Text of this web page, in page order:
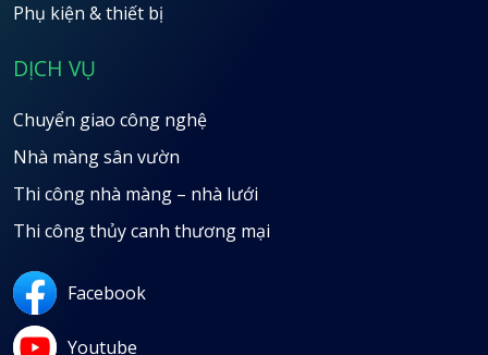
Phụ kiện & thiết bị
DỊCH VỤ
Chuyển giao công nghệ
Nhà màng sân vườn
Thi công nhà màng – nhà lưới
Thi công thủy canh thương mại
Facebook
Youtube